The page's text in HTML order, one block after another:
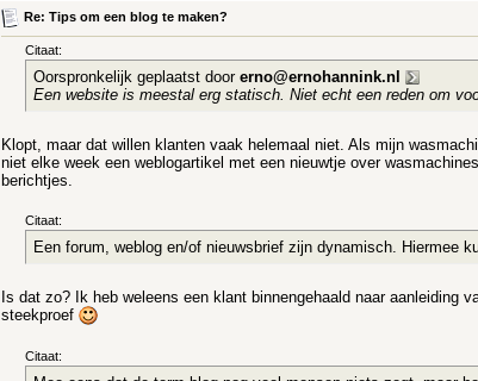
Re: Tips om een blog te maken?
Citaat:
Oorspronkelijk geplaatst door erno@ernohannink.nl
Een website is meestal erg statisch. Niet echt een reden om
Klopt, maar dat willen klanten vaak helemaal niet. Als mijn
niet elke week een weblogartikel met een nieuwtje over
berichtjes.
Citaat:
Een forum, weblog en/of nieuwsbrief zijn dynamisch. Hiermee
Is dat zo? Ik heb weleens een klant binnengehaald naar aanleiding
steekproef
Citaat: